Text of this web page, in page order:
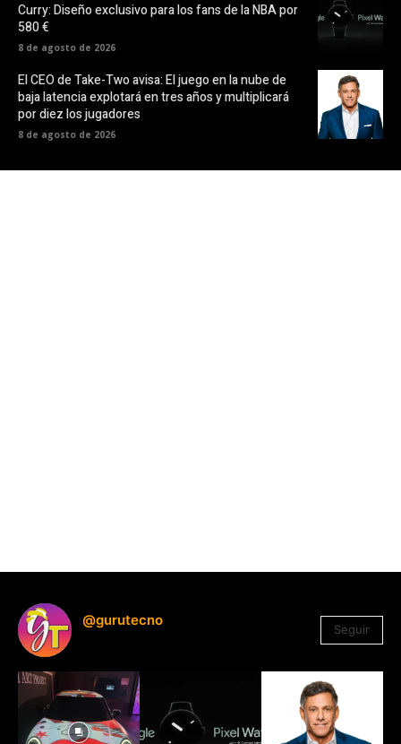
Curry: Diseño exclusivo para los fans de la NBA por
580 €
8 de agosto de 2026
El CEO de Take-Two avisa: El juego en la nube de
baja latencia explotará en tres años y multiplicará
por diez los jugadores
8 de agosto de 2026
@gurutecno
Seguir